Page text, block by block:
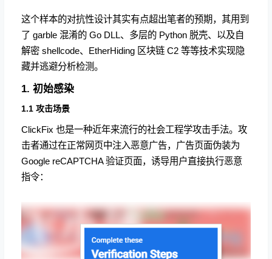
这个样本的对抗性设计其实有点超出笔者的预期，其用到
了 garble 混淆的 Go DLL、多层的 Python 脱壳、以及自
解密 shellcode、EtherHiding 区块链 C2 等等技术实现隐
藏并逃避分析检测。
1. 初始感染
1.1 攻击场景
ClickFix 也是一种近年来流行的社会工程学攻击手法。攻
击者通过在正常网页中注入恶意广告，广告页面伪装为
Google reCAPTCHA 验证页面，诱导用户直接执行恶意
指令：